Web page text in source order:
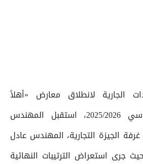
الجارية لانطلاق معارض «أهلاً
مدارس» للعام الدراسي 2025/2026، استقبل المهندس
الجيزة التجارية، المهندس عادل
حيث جرى استعراض الترتيبات النهائية